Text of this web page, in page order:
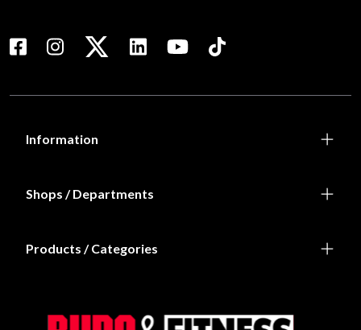
Information
Shops / Departments
Products / Categories